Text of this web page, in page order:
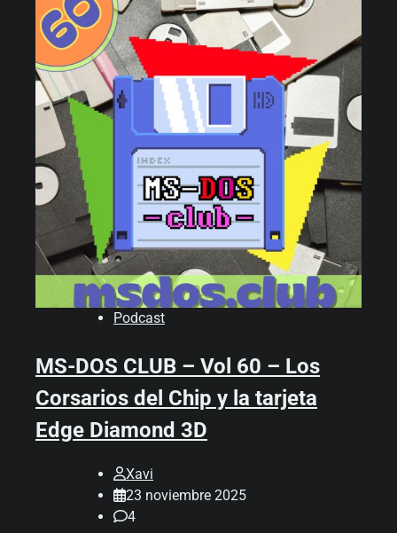
Podcast
MS-DOS CLUB – Vol 60 – Los
Corsarios del Chip y la tarjeta
Edge Diamond 3D
Xavi
23 noviembre 2025
4